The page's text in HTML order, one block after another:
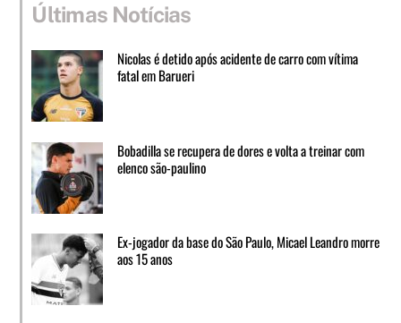
Últimas Notícias
Nicolas é detido após acidente de carro com vítima
fatal em Barueri
Bobadilla se recupera de dores e volta a treinar com
elenco são-paulino
Ex-jogador da base do São Paulo, Micael Leandro morre
aos 15 anos